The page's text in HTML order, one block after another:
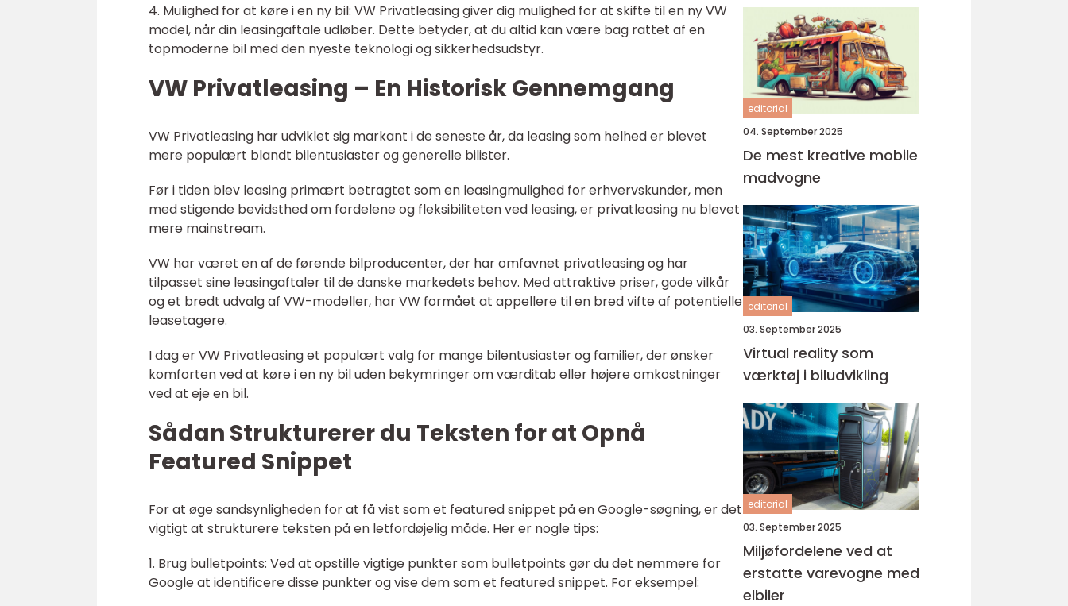
4. Mulighed for at køre i en ny bil: VW Privatleasing giver dig mulighed for at skifte til en ny VW
model, når din leasingaftale udløber. Dette betyder, at du altid kan være bag rattet af en
topmoderne bil med den nyeste teknologi og sikkerhedsudstyr.
VW Privatleasing – En Historisk Gennemgang
VW Privatleasing har udviklet sig markant i de seneste år, da leasing som helhed er blevet
mere populært blandt bilentusiaster og generelle bilister.
Før i tiden blev leasing primært betragtet som en leasingmulighed for erhvervskunder, men
med stigende bevidsthed om fordelene og fleksibiliteten ved leasing, er privatleasing nu blevet
mere mainstream.
VW har været en af de førende bilproducenter, der har omfavnet privatleasing og har
tilpasset sine leasingaftaler til de danske markedets behov. Med attraktive priser, gode vilkår
og et bredt udvalg af VW-modeller, har VW formået at appellere til en bred vifte af potentielle
leasetagere.
I dag er VW Privatleasing et populært valg for mange bilentusiaster og familier, der ønsker
komforten ved at køre i en ny bil uden bekymringer om værditab eller højere omkostninger
ved at eje en bil.
Sådan Strukturerer du Teksten for at Opnå
Featured Snippet
For at øge sandsynligheden for at få vist som et featured snippet på en Google-søgning, er det
vigtigt at strukturere teksten på en letfordøjelig måde. Her er nogle tips:
1. Brug bulletpoints: Ved at opstille vigtige punkter som bulletpoints gør du det nemmere for
Google at identificere disse punkter og vise dem som et featured snippet. For eksempel:
editorial
04. September 2025
De mest kreative mobile
madvogne
editorial
03. September 2025
Virtual reality som
værktøj i biludvikling
editorial
03. September 2025
Miljøfordelene ved at
erstatte varevogne med
elbiler